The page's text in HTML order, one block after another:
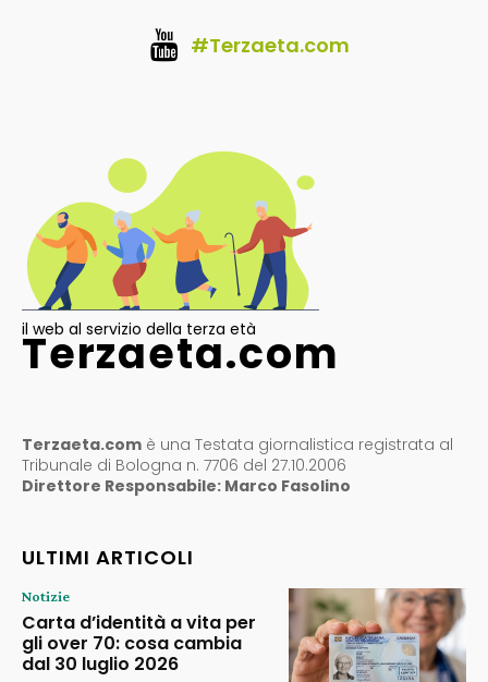
#Terzaeta.com
il web al servizio della terza età
Terzaeta.com
Terzaeta.com è una Testata giornalistica registrata al
Tribunale di Bologna n. 7706 del 27.10.2006
Direttore Responsabile: Marco Fasolino
ULTIMI ARTICOLI
Notizie
Carta d’identità a vita per
gli over 70: cosa cambia
dal 30 luglio 2026